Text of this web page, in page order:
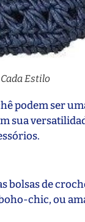
Estilo
podem ser
sua
bolsas de
chic, ou